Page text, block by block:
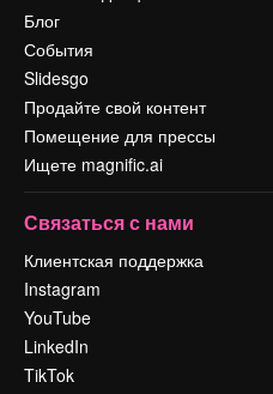
Блог
События
Slidesgo
Продайте свой контент
Помещение для прессы
Ищете magnific.ai
Связаться с нами
Клиентская поддержка
Instagram
YouTube
LinkedIn
TikTok